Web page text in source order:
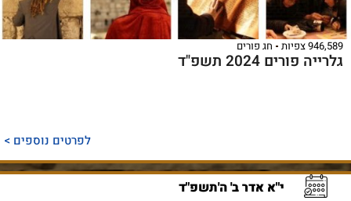
946,589 צפיות חג פורים
גלרייה פורים 2024 תשפ"ד
לפרטים נוספים >
י"א אדר ב' ה'תשפ"ד